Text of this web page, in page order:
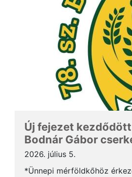
Új fejezet
Bodnár Gábor
2026. július 5.
*Ünnepi mérföldkőhöz